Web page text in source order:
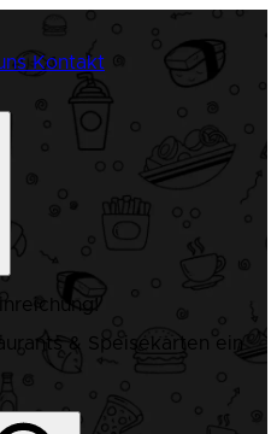
Kontakt
& Speisekarten ein